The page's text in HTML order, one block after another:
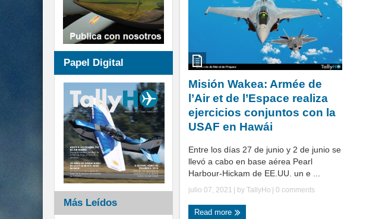
Misión Wakea: Armée de
l’Air et de l’Espace realiza
ejercicios conjuntos con la
USAF en Hawái
Entre los días 27 de junio y 2 de junio se
llevó a cabo en base aérea Pearl
Harbour-Hickam de EE.UU. un e ...
julio 07, 2021 | by TallyHo 0 comments
Read more
Papel Digital
Más Leídos